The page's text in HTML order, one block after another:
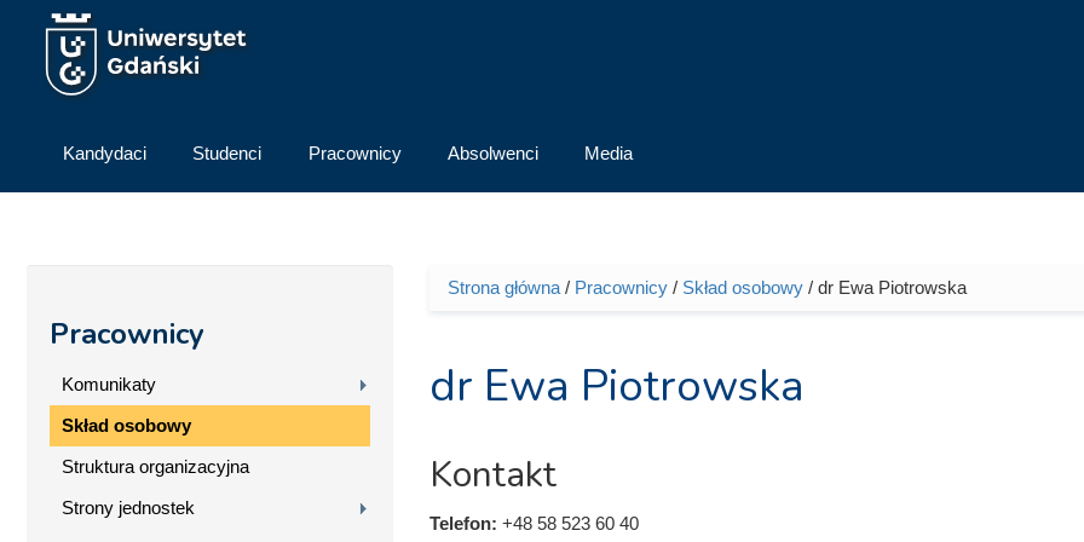
Przejdź do treści
Kandydaci Studenci Pracownicy Absolwenci Media
Pracownicy
Komunikaty
Skład osobowy
Struktura organizacyjna
Strony jednostek
Jesteś tutaj
Strona główna/ Pracownicy/ Skład osobowy/ dr Ewa Piotrowska
dr Ewa Piotrowska
Kontakt
Telefon: +48 58 523 60 40